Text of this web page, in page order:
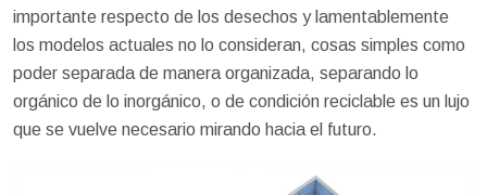
importante respecto de los desechos y lamentablemente
los modelos actuales no lo consideran, cosas simples como
poder separada de manera organizada, separando lo
orgánico de lo inorgánico, o de condición reciclable es un lujo
que se vuelve necesario mirando hacia el futuro.